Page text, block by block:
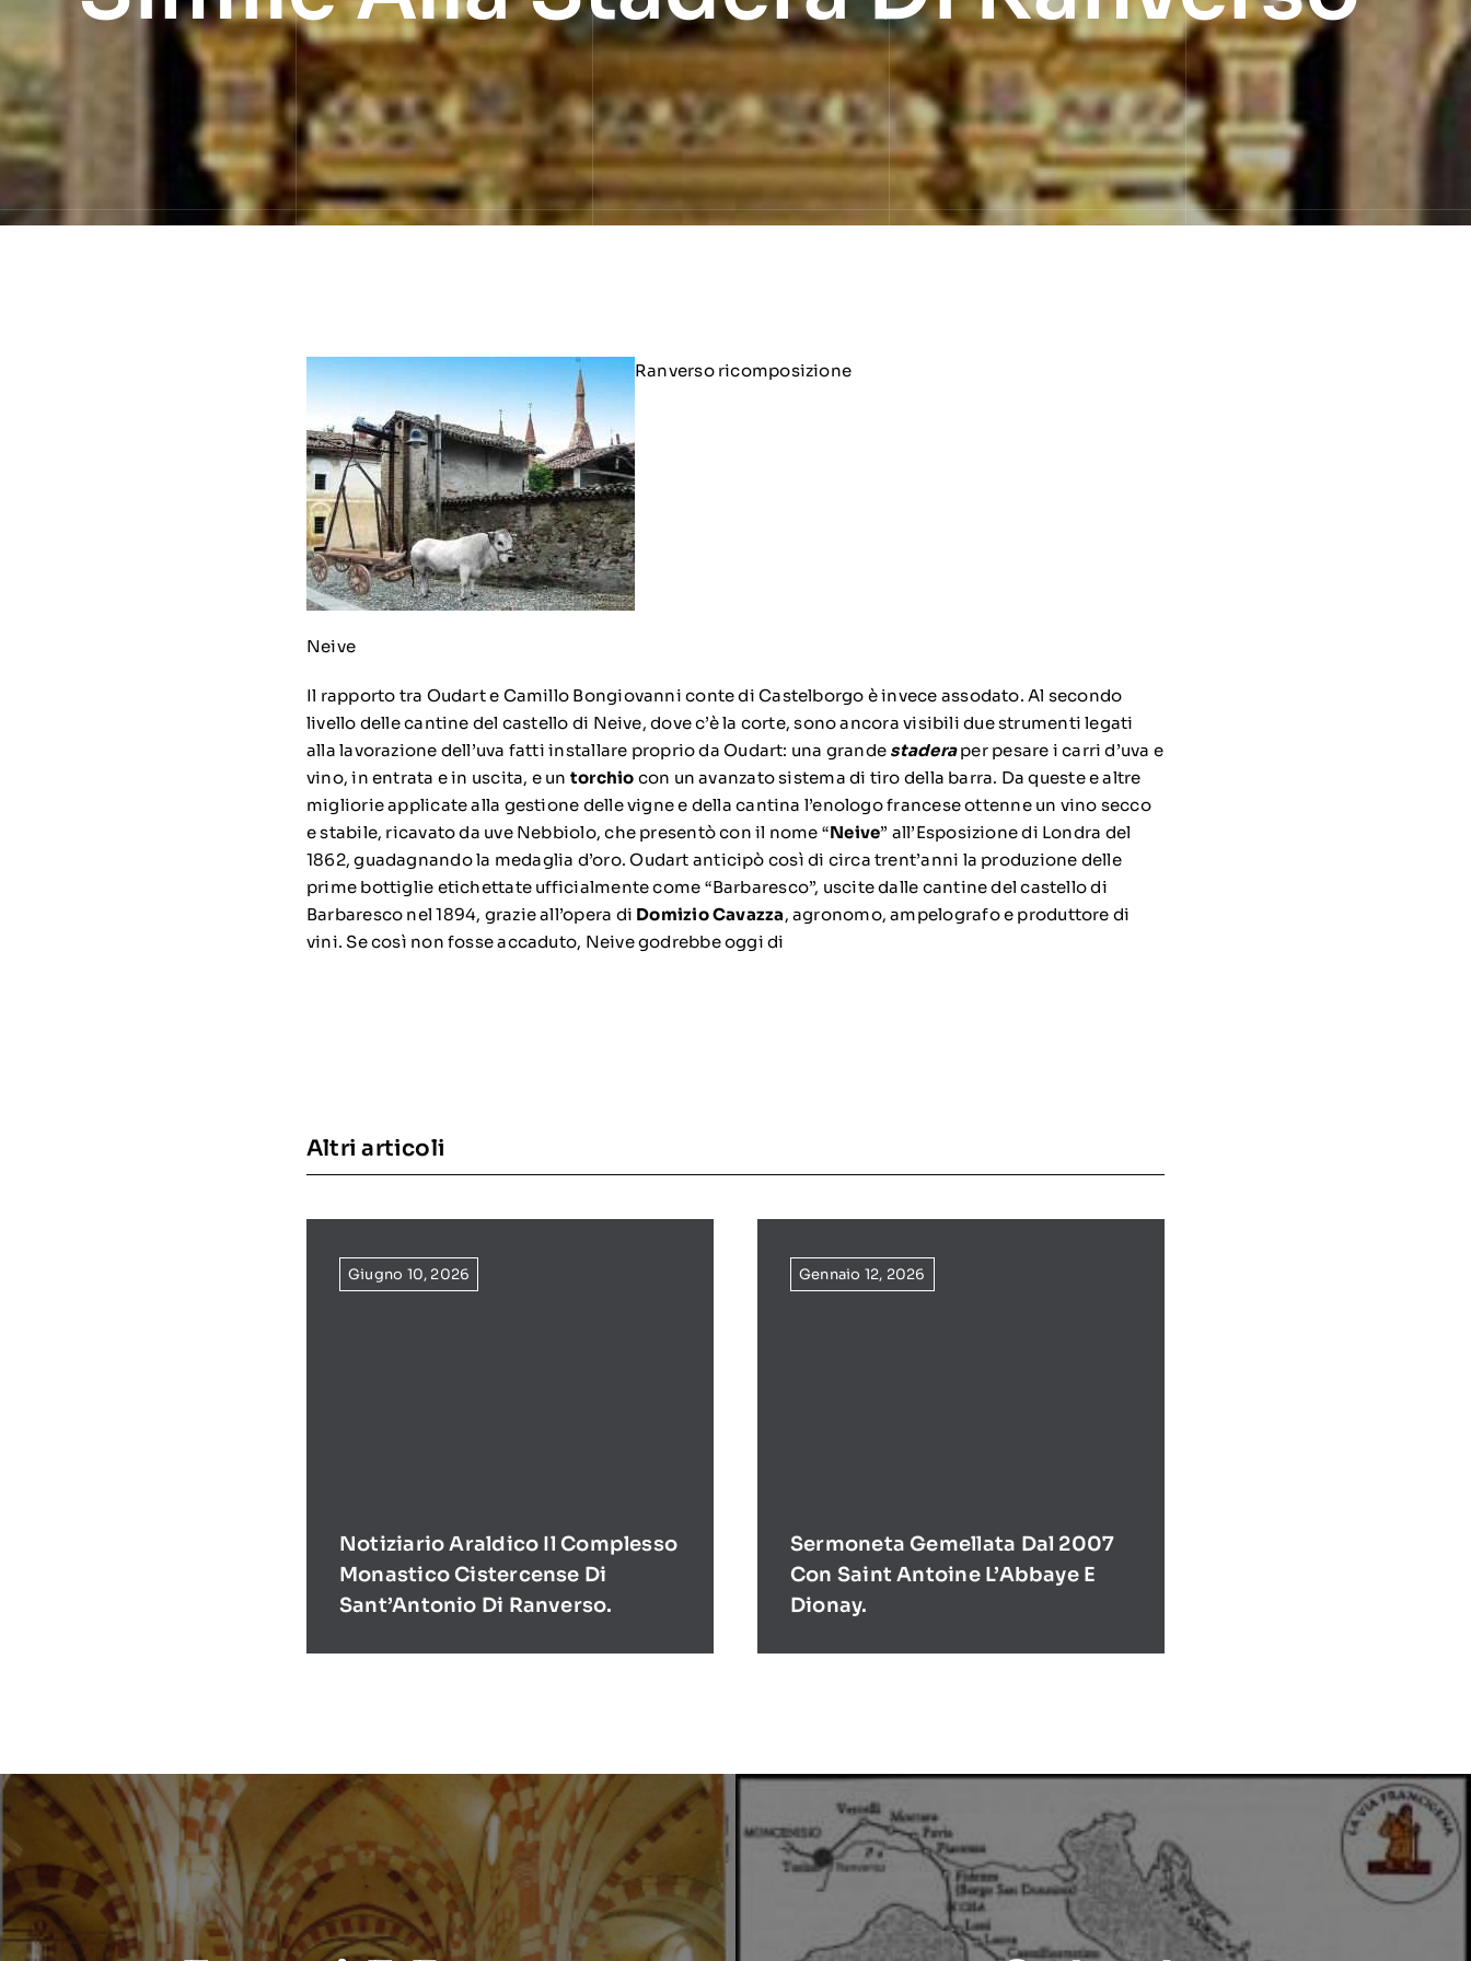
Ranverso ricomposizione
Neive
Il rapporto tra Oudart e Camillo Bongiovanni conte di Castelborgo è invece assodato. Al secondo
livello delle cantine del castello di Neive, dove c’è la corte, sono ancora visibili due strumenti legati
alla lavorazione dell’uva fatti installare proprio da Oudart: una grande staderaper pesare i carri d’uva e
vino, in entrata e in uscita, e un torchio con un avanzato sistema di tiro della barra. Da queste e altre
migliorie applicate alla gestione delle vigne e della cantina l’enologo francese ottenne un vino secco
e stabile, ricavato da uve Nebbiolo, che presentò con il nome “Neive” all’Esposizione di Londra del
1862, guadagnando la medaglia d’oro. Oudart anticipò così di circa trent’anni la produzione delle
prime bottiglie etichettate ufficialmente come “Barbaresco”, uscite dalle cantine del castello di
Barbaresco nel 1894, grazie all’opera di Domizio Cavazza, agronomo, ampelografo e produttore di
vini. Se così non fosse accaduto, Neive godrebbe oggi di
Altri articoli
Giugno 10, 2026
Notiziario Araldico Il Complesso
Monastico Cistercense Di
Sant’Antonio Di Ranverso.
Gennaio 12, 2026
Sermoneta Gemellata Dal 2007
Con Saint Antoine L’Abbaye E
Dionay.